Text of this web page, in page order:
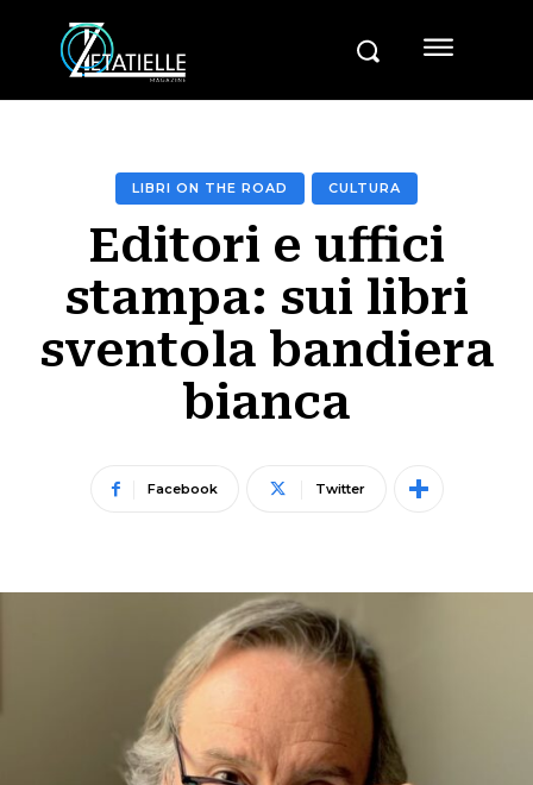
LIBRI ON THE ROAD CULTURA
Editori e uffici
stampa: sui libri
sventola bandiera
bianca
Facebook Twitter